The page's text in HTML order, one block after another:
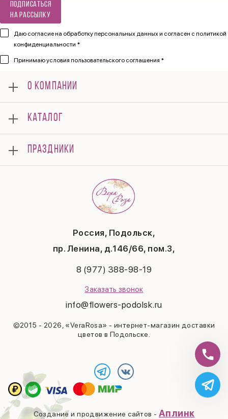
Подписаться
на рассылку
Даю согласие на обработку персональных данных и согласен с политикой
конфиденциальности *
Принимаюусловия пользовательского соглашения *
Россия, Подольск,
пр. Ленина, д.146/66, пом.3,
8 (977) 388-98-19
Заказать звонок
info@flowers-podolsk.ru
©2015 - 2026, «VeraRosa» - интернет-магазин доставки
цветов в Подольске.
О КОМПАНИИ
Мероприятия
Корпоративным клиентам
Оплата
Доставка
Отзывы
Политика конфиденциальности
КАТАЛОГ
Композиции
Подарки
ПРАЗДНИКИ
Последний звонок
Создание и продвижение сайтов - Аплинк